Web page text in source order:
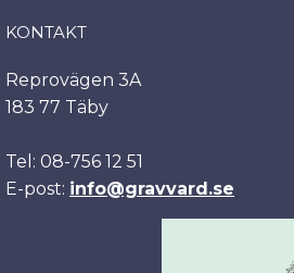
KONTAKT
Reprovägen 3A
183 77 Täby
Tel: 08-756 12 51
E-post: info@gravvard.se